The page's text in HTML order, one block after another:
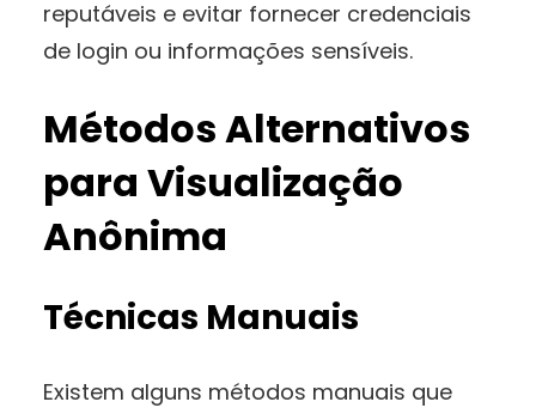
reputáveis e evitar fornecer credenciais
de login ou informações sensíveis.
Métodos Alternativos
para Visualização
Anônima
Técnicas Manuais
Existem alguns métodos manuais que